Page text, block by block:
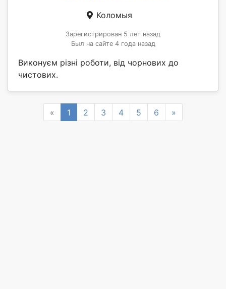
Коломыя
Зарегистрирован 5 лет назад
Был на сайте 4 года назад
Виконуєм різні роботи, від чорнових до
чистових.
« Previous
1 2 3 4 5 6 »